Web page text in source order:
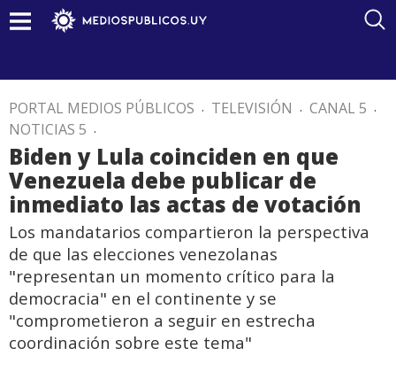
PORTAL MEDIOS PÚBLICOS . TELEVISIÓN . CANAL 5 .
NOTICIAS 5 .
Biden y Lula coinciden en que
Venezuela debe publicar de
inmediato las actas de votación
Los mandatarios compartieron la perspectiva
de que las elecciones venezolanas
"representan un momento crítico para la
democracia" en el continente y se
"comprometieron a seguir en estrecha
coordinación sobre este tema"